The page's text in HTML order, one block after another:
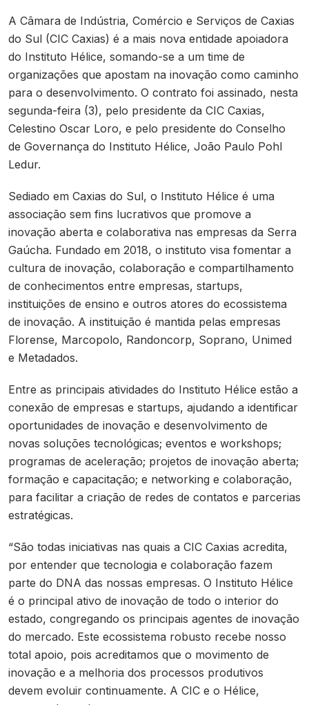
A Câmara de Indústria, Comércio e Serviços de Caxias
do Sul (CIC Caxias) é a mais nova entidade apoiadora
do Instituto Hélice, somando-se a um time de
organizações que apostam na inovação como caminho
para o desenvolvimento. O contrato foi assinado, nesta
segunda-feira (3), pelo presidente da CIC Caxias,
Celestino Oscar Loro, e pelo presidente do Conselho
de Governança do Instituto Hélice, João Paulo Pohl
Ledur.
Sediado em Caxias do Sul, o Instituto Hélice é uma
associação sem fins lucrativos que promove a
inovação aberta e colaborativa nas empresas da Serra
Gaúcha. Fundado em 2018, o instituto visa fomentar a
cultura de inovação, colaboração e compartilhamento
de conhecimentos entre empresas, startups,
instituições de ensino e outros atores do ecossistema
de inovação. A instituição é mantida pelas empresas
Florense, Marcopolo, Randoncorp, Soprano, Unimed
e Metadados.
Entre as principais atividades do Instituto Hélice estão a
conexão de empresas e startups, ajudando a identificar
oportunidades de inovação e desenvolvimento de
novas soluções tecnológicas; eventos e workshops;
programas de aceleração; projetos de inovação aberta;
formação e capacitação; e networking e colaboração,
para facilitar a criação de redes de contatos e parcerias
estratégicas.
“São todas iniciativas nas quais a CIC Caxias acredita,
por entender que tecnologia e colaboração fazem
parte do DNA das nossas empresas. O Instituto Hélice
é o principal ativo de inovação de todo o interior do
estado, congregando os principais agentes de inovação
do mercado. Este ecossistema robusto recebe nosso
total apoio, pois acreditamos que o movimento de
inovação e a melhoria dos processos produtivos
devem evoluir continuamente. A CIC e o Hélice,